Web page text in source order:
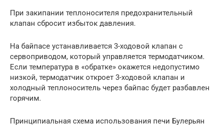
При закипании теплоносителя предохранительный
клапан сбросит избыток давления.
На байпасе устанавливается 3-ходовой клапан с
сервоприводом, который управляется термодатчиком.
Если температура в «обратке» окажется недопустимо
низкой, термодатчик откроет 3-ходовой клапан и
холодный теплоноситель через байпас будет разбавлен
горячим.
Принципиальная схема использования печи Булерьян